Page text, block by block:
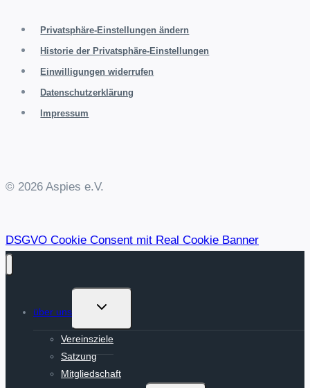
Privatsphäre-Einstellungen ändern
Historie der Privatsphäre-Einstellungen
Einwilligungen widerrufen
Datenschutzerklärung
Impressum
© 2026 Aspies e.V.
DSGVO Cookie Consent mit Real Cookie Banner
über uns
Untermenü
Vereinsziele
Satzung
Mitgliedschaft